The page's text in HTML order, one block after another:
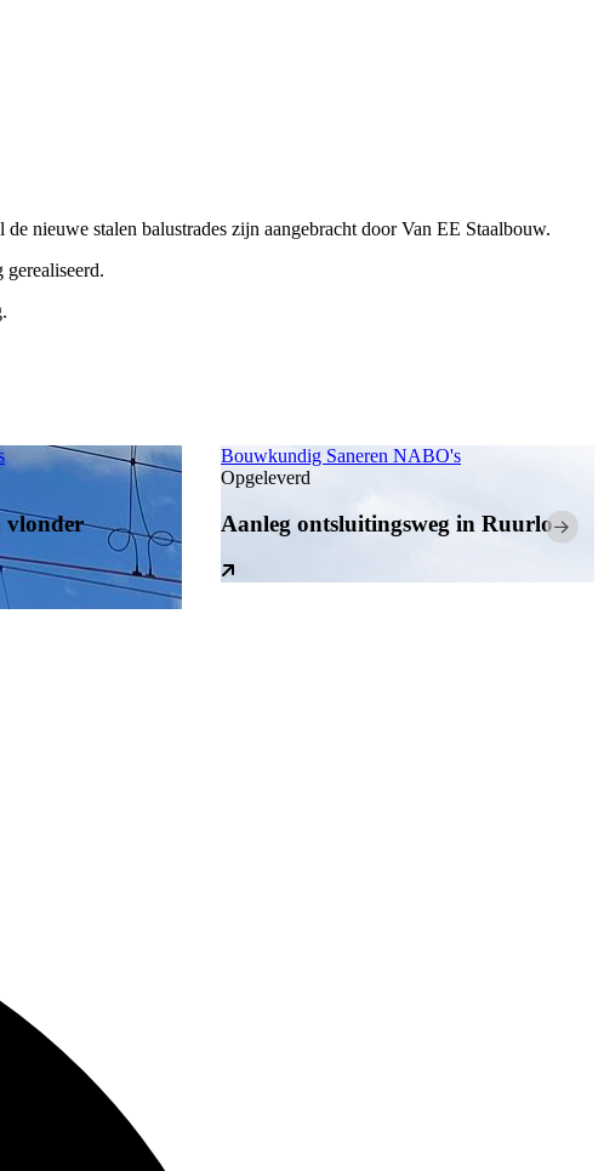
nieuwe stalen balustrades zijn aangebracht door Van EE Staalbouw.
vlonder
Bouwkundig Saneren NABO's
Opgeleverd
Aanleg ontsluitingsweg in Ruurlo